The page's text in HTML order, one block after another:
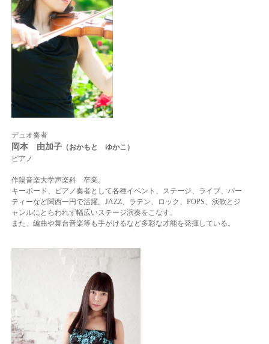
デュオ奏者
岡本 由加子（おかもと ゆかこ）
ピアノ
作陽音楽大学声楽科 卒業。
キーボード、ピアノ奏者として各種イベント、ステージ、ライブ、パー
ティーなど関西一円で活躍。 JAZZ、ラテン、ロック、POPS、演歌とジ
ャンルにとらわれず幅広いステージ演奏をこなす。
また、編曲や舞台音楽等も手がけるなど多彩な才能を発揮している。